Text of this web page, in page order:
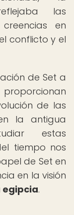
las
en
conflicto y el
de Set a
de las
la antigua
estas
tiempo nos
de Set en
en la visión
egipcia.